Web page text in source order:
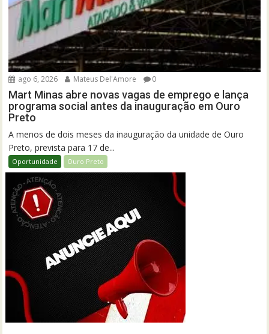
ago 6, 2026 Mateus Del'Amore 0
Mart Minas abre novas vagas de emprego e lança
programa social antes da inauguração em Ouro
Preto
A menos de dois meses da inauguração da unidade de Ouro
Preto, prevista para 17 de...
Oportunidade Ouro Preto